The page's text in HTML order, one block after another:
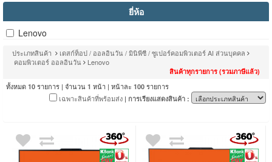
ยี่ห้อ
Lenovo
ประเภทสินค้า
เดสก์ท็อป / ออลอินวัน / มินิพีซี / ซูเปอร์คอมพิวเตอร์ AI ส่วนบุคคล
คอมพิวเตอร์ ออลอินวัน
Lenovo
สินค้าทุกรายการ (รวมภาษีแล้ว)
ทั้งหมด 10 รายการ | จำนวน 1 หน้า | หน้าละ 100 รายการ
เฉพาะสินค้าที่พร้อมส่ง | การเรียงแสดงสินค้า :